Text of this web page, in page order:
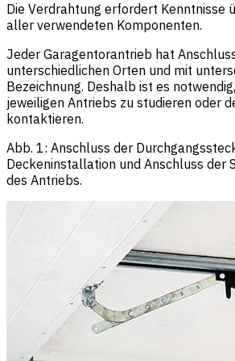
Die Verdrahtung erfordert Kenntnisse
aller verwendeten Komponenten.
Jeder Garagentorantrieb hat
unterschiedlichen Orten und mit
Bezeichnung. Deshalb ist es
jeweiligen Antriebs zu studieren oder
kontaktieren.
Abb. 1: Anschluss der
Deckeninstallation und Anschluss der
des Antriebs.